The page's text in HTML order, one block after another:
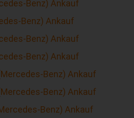
Benz) Ankauf
Benz) Ankauf
Benz) Ankauf
Benz) Ankauf
Benz) Ankauf
Benz) Ankauf
Benz) Ankauf